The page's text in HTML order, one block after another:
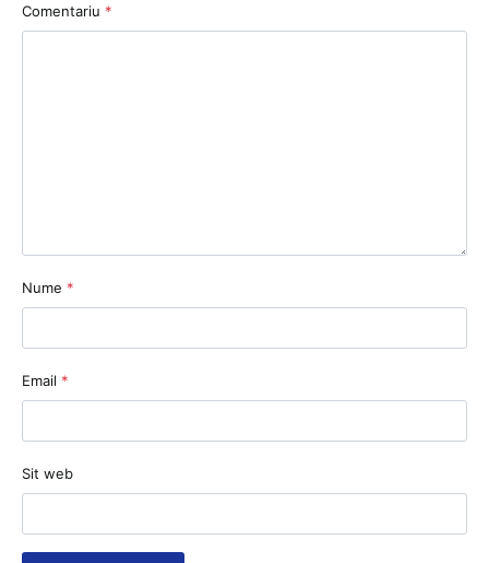
Comentariu *
Nume *
Email *
Sit web